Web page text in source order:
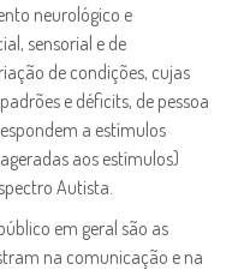
neurológico e
sensorial e de
de condições, cujas
e déficits, de pessoa
a estímulos
aos estímulos)
Autista.
em geral são as
na comunicação e na